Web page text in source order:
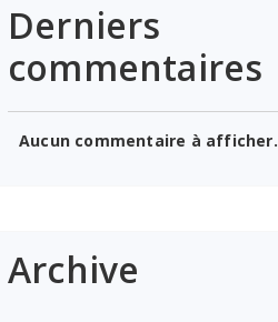
Derniers
commentaires
Aucun commentaire à afficher.
Archive